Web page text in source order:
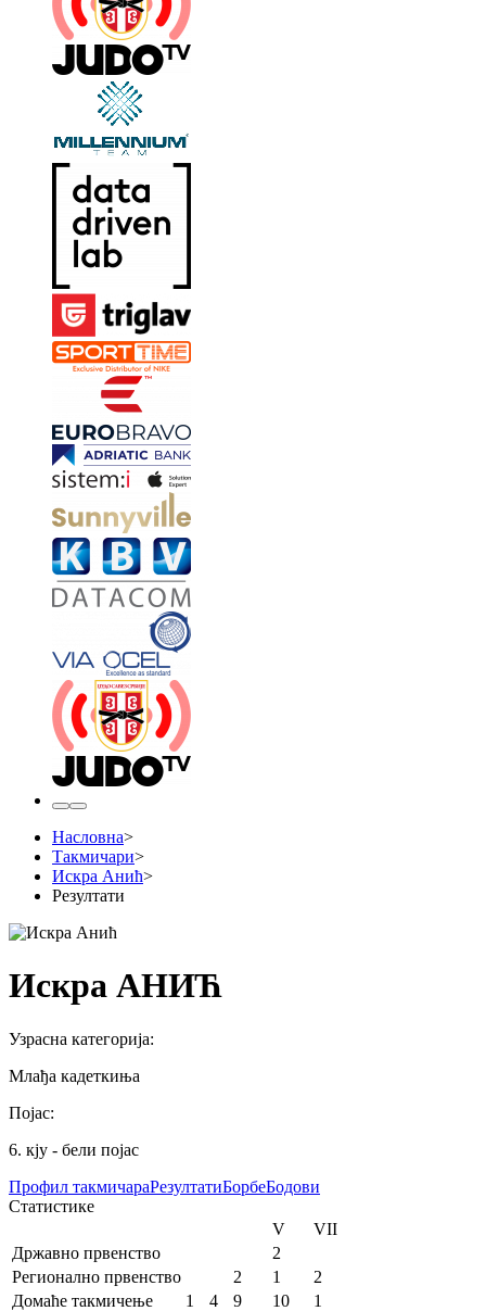
Насловна>
Такмичари>
Искра Анић>
Резултати
Искра АНИЋ
Узрасна категорија:
Млађа кадеткиња
Појас:
6. кју - бели појас
Профил такмичараРезултатиБорбеБодови
Статистике
V
VII
Државно првенство
2
Регионално првенство
2 1
2
Домаће такмичење
1 4 9 10
1